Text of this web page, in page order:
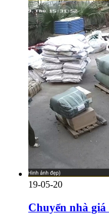
19-05-20
Chuyển nhà